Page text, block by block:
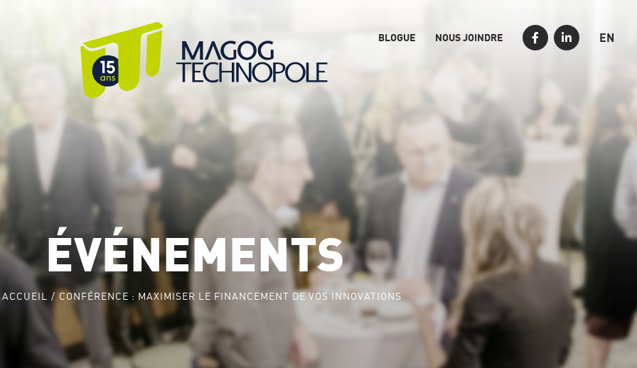
BLOGUE NOUS JOINDRE EN
ÉVÉNEMENTS
ACCUEIL CONFÉRENCE : MAXIMISER LE FINANCEMENT DE VOS INNOVATIONS